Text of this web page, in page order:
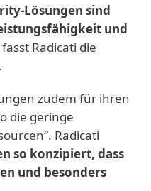
Lösungen sind
und
fasst Radicati die
zudem für ihren
die geringe
Radicati
so konzipiert, dass
und besonders